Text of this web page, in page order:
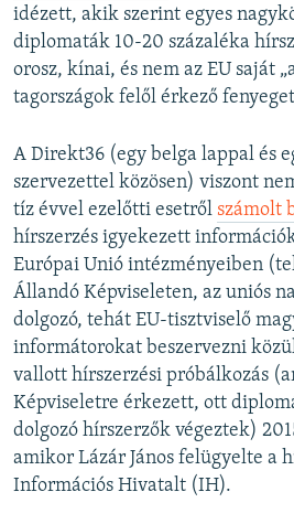
idézett, akik szerint egyes
diplomaták 10-20 százaléka
orosz, kínai, és nem az EU saját
tagországok felől érkező
A Direkt36 (egy belga lappal és
szervezettel közösen) viszont
tíz évvel ezelőtti esetről számolt
hírszerzés igyekezett
Európai Unió intézményeiben
Állandó Képviseleten, az uniós
dolgozó, tehát EU-tisztviselő
informátorokat beszervezni
vallott hírszerzési próbálkozás
Képviseletre érkezett, ott
dolgozó hírszerzők végeztek)
amikor Lázár János felügyelte a
Információs Hivatalt (IH).